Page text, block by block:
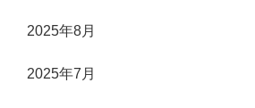
2025年8月
2025年7月